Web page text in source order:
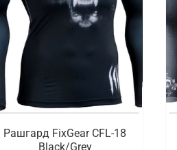
Рашгард FixGear CFL-18
Black/Grey